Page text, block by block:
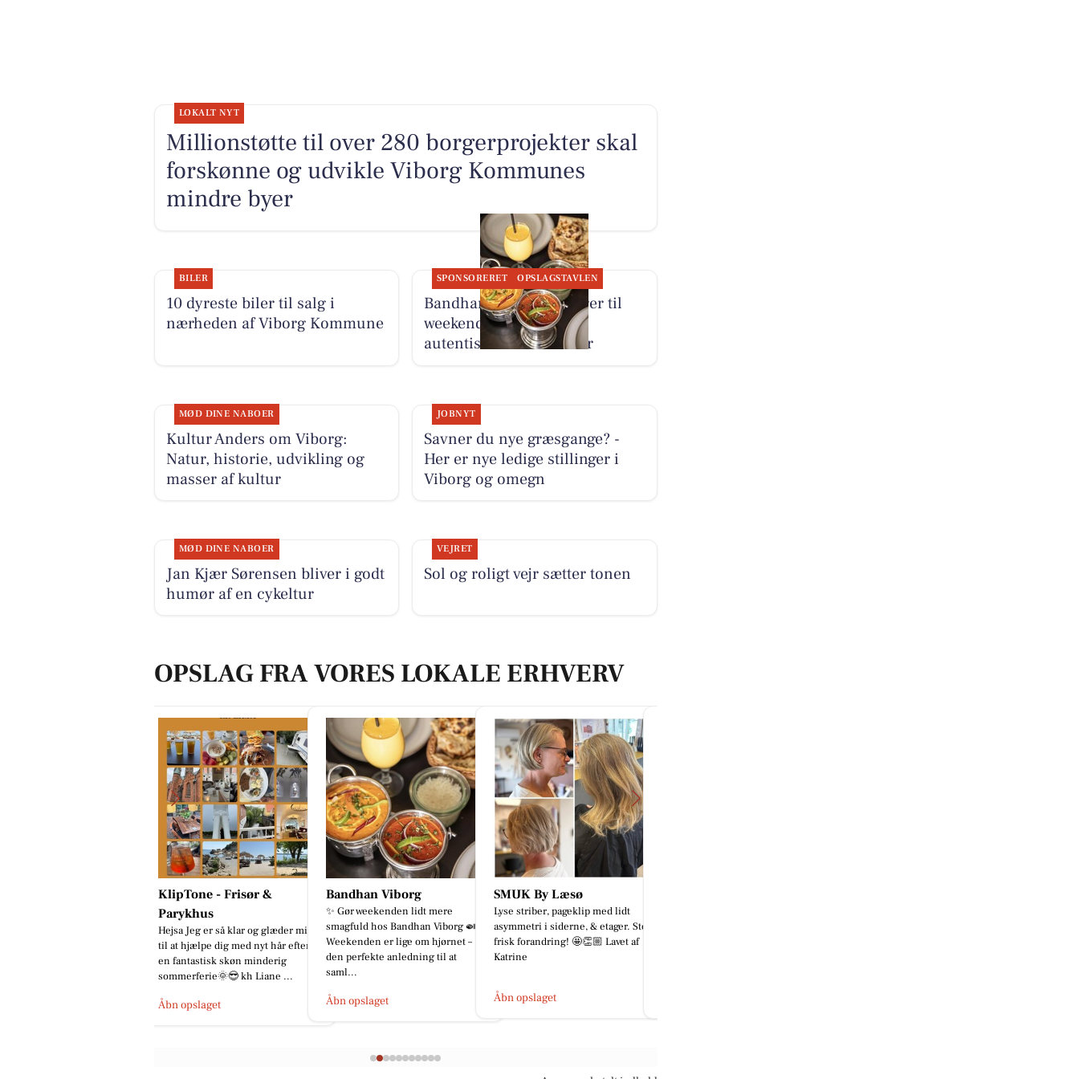
LOKALT NYT
Millionstøtte til over 280 borgerprojekter skal
forskønne og udvikle Viborg Kommunes
mindre byer
BILER
10 dyreste biler til salg i
nærheden af Viborg Kommune
SPONSORERET OPSLAGSTAVLEN
Bandhan Viborg inviterer til
weekendmiddag med
autentiske indiske retter
MØD DINE NABOER
Kultur Anders om Viborg:
Natur, historie, udvikling og
masser af kultur
JOBNYT
Savner du nye græsgange? -
Her er nye ledige stillinger i
Viborg og omegn
MØD DINE NABOER
Jan Kjær Sørensen bliver i godt
humør af en cykeltur
VEJRET
Sol og roligt vejr sætter tonen
OPSLAG FRA VORES LOKALE ERHVERV
Bandhan Viborg
✨ Gør weekenden lidt mere
smagfuld hos Bandhan Viborg 🍛🧡
Weekenden er lige om hjørnet –
den perfekte anledning til at
saml...
Åbn opslaget
SMUK By Læsø
Lyse striber, pageklip med lidt
asymmetri i siderne, & etager. Stor
frisk forandring! 🤩👏🏼 Lavet af
Katrine
Åbn opslaget
Viborg Gulvforum
Tilbage fra ferien ! 💪 Og I skal da
ikke snydes for et lille indblik i,
hvordan ugen er startet. Her er vi i
gang med mont...
Åbn opslaget